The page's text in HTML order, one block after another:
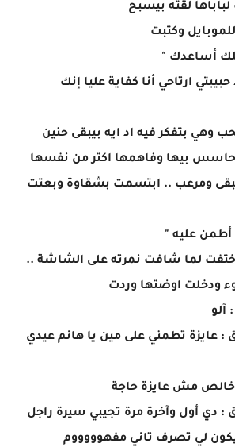
لقته بيسبح
وكتبت
أساعدك "
حبيبتي ارتاحي أنا كفاية عليا إنك
وهي بتفكر فيه اد ايه بيبقى حنين
بيها وفاهمها اكتر من نفسها
ومرعب .. ابتسمت بشقاوة وبعتت
عليه "
اختفت لما شافت نمرته على الشاشة ..
ودخلت اوضتها وردت
آلو
: عايزة تطمني على مين يا هانم عيدي
خالص مش عايزة حاجة
: دي أول وآخرة مرة تجيبي سيرة راجل
هيكون لي تصرف تاني مفهوووووم